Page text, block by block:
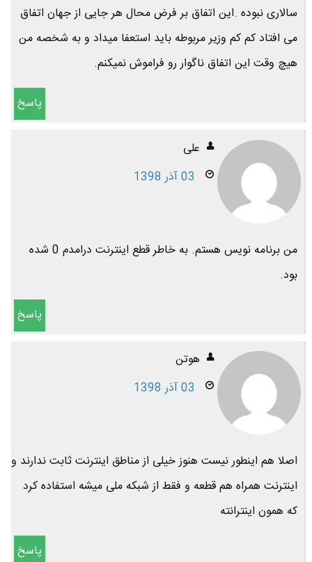
سالاری نبوده .این اتفاق بر فرض محال هر جایی از جهان اتفاق
می افتاد کم کم وزیر مربوطه باید استعفا میداد و به شخصه من
هیچ وقت این اتفاق ناگوار رو فراموش نمیکنم.
پاسخ
علی
03 آذر 1398
من برنامه نویس هستم. به خاطر قطع اینترنت درامدم 0 شده
بود.
پاسخ
هوتن
03 آذر 1398
اصلا هم اینطور نیست هنوز خیلی از مناطق اینترنت ثابت ندارند و
اینترنت همراه هم قطعه و فقط از شبکه ملی میشه استفاده کرد
که همون اینترانته
پاسخ